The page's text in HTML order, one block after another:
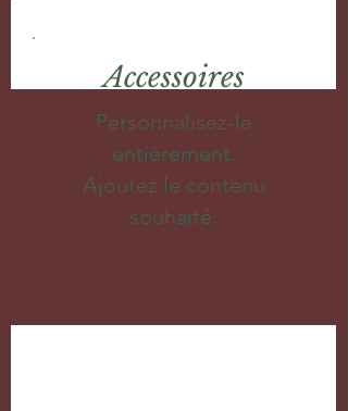
Accessoires
Personnalisez-le
entièrement.
Ajoutez le contenu
souhaité.